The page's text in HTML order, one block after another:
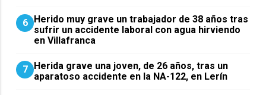
6 Herido muy grave un trabajador de 38 años tras
sufrir un accidente laboral con agua hirviendo
en Villafranca
7 Herida grave una joven, de 26 años, tras un
aparatoso accidente en la NA-122, en Lerín